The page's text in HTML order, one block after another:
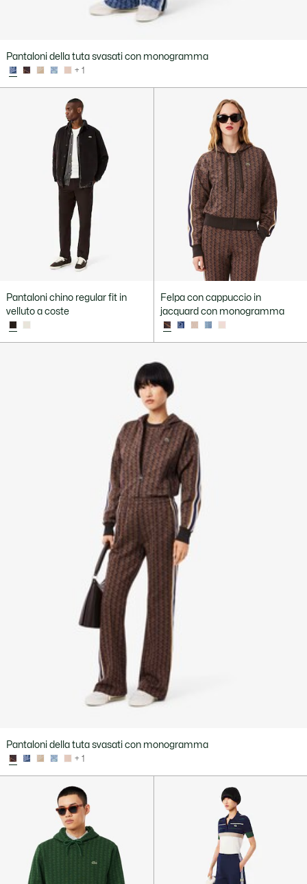
Pantaloni della tuta svasati con monogramma
+ 1
Pantaloni chino regular fit in
velluto a coste
Felpa con cappuccio in
jacquard con monogramma
Pantaloni della tuta svasati con monogramma
+ 1